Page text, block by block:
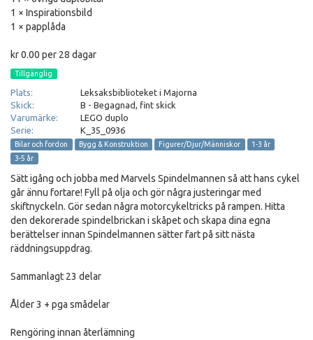
1 × Inspirationsbild
1 × papplåda
kr 0.00 per 28 dagar
Tillgänglig
Plats:
Leksaksbiblioteket i Majorna
Skick:
B - Begagnad, fint skick
Varumärke:
LEGO duplo
Serie:
K_35_0936
Bilar och fordon Bygg & Konstruktion Figurer/Djur/Människor
1-3 år
3-5 år
Sätt igång och jobba med Marvels Spindelmannen så att hans cykel
går ännu fortare! Fyll på olja och gör några justeringar med
skiftnyckeln. Gör sedan några motorcykeltricks på rampen. Hitta
den dekorerade spindelbrickan i skåpet och skapa dina egna
berättelser innan Spindelmannen sätter fart på sitt nästa
räddningsuppdrag.
Sammanlagt 23 delar
Ålder 3 + pga smådelar
Rengöring innan återlämning